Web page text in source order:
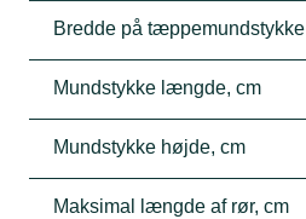
Bredde på tæppemundstykke
Mundstykke længde, cm
Mundstykke højde, cm
Maksimal længde af rør, cm